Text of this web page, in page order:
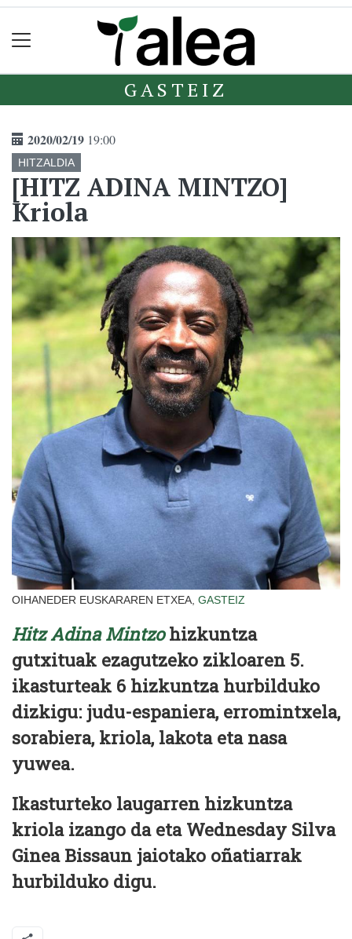
GASTEIZ
2020/02/19 19:00
HITZALDIA
[HITZ ADINA MINTZO]
Kriola
OIHANEDER EUSKARAREN ETXEA, GASTEIZ
Hitz Adina Mintzohizkuntza
gutxituak ezagutzeko zikloaren 5.
ikasturteak 6 hizkuntza hurbilduko
dizkigu: judu-espaniera, erromintxela,
sorabiera, kriola, lakota eta nasa
yuwea.
Ikasturteko laugarren hizkuntza
kriola izango da eta Wednesday Silva
Ginea Bissaun jaiotako oñatiarrak
hurbilduko digu.